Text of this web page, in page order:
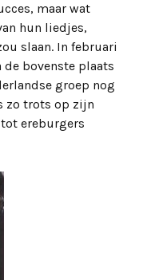
maar wat
hun liedjes,
slaan. In februari
de bovenste plaats
groep nog
zo trots op zijn
ereburgers